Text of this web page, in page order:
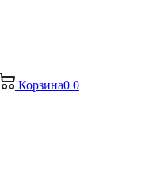
Корзина0 0